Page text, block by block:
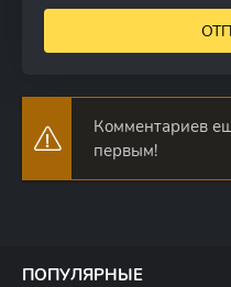
Комментариев
первым!
ПОПУЛЯРНЫЕ